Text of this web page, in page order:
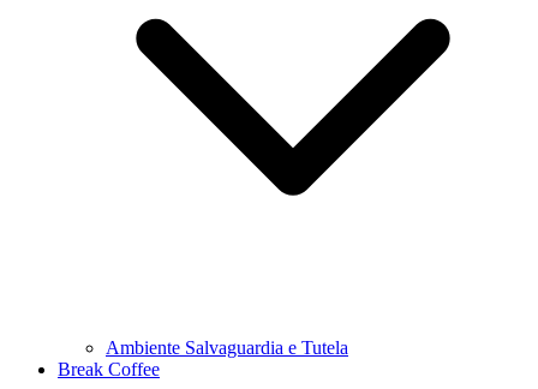
Ambiente Salvaguardia e Tutela
Break Coffee